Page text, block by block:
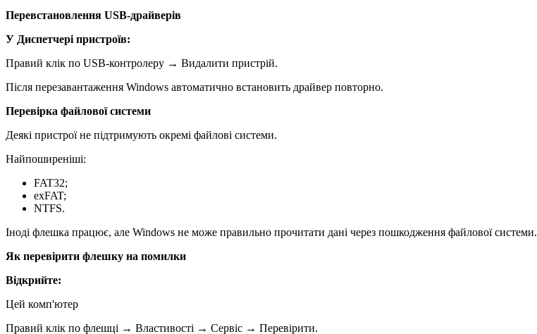
Перевстановлення USB-драйверів
У Диспетчері пристроїв:
Правий клік по USB-контролеру → Видалити пристрій.
Після перезавантаження Windows автоматично встановить драйвер повторно.
Перевірка файлової системи
Деякі пристрої не підтримують окремі файлові системи.
Найпоширеніші:
FAT32;
exFAT;
NTFS.
Іноді флешка працює, але Windows не може правильно прочитати дані через пошкодження файлової системи.
Як перевірити флешку на помилки
Відкрийте:
Цей комп'ютер
Правий клік по флешці → Властивості → Сервіс → Перевірити.